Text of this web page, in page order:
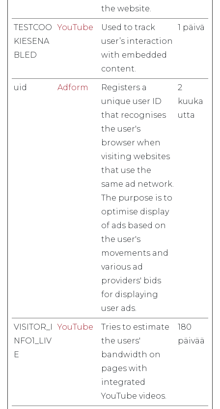
the website.
TESTCOO
KIESENA
BLED
YouTube
Used to track
user’s interaction
with embedded
content.
1 päivä
uid Adform
Registers a
unique user ID
that recognises
the user's
browser when
visiting websites
that use the
same ad network.
The purpose is to
optimise display
of ads based on
the user's
movements and
various ad
providers' bids
for displaying
user ads.
2
kuuka
utta
VISITOR_I
NFO1_LIV
E
YouTube
Tries to estimate
the users'
bandwidth on
pages with
integrated
YouTube videos.
180
päivää